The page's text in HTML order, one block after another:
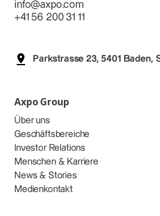
info@axpo.com
+41 56 200 31 11
Parkstrasse 23, 5401 Baden,
Axpo Group
Über uns
Geschäftsbereiche
Investor Relations
Menschen & Karriere
News & Stories
Medienkontakt